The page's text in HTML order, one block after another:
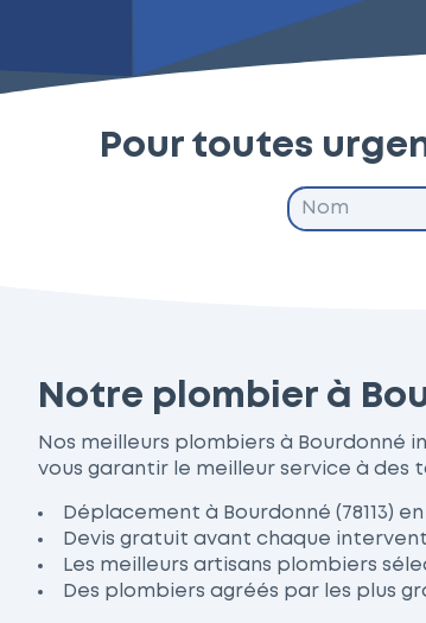
Pour toutes
Notre plombier à
Nos meilleurs plombiers à
vous garantir le meilleur service à des
Déplacement à Bourdonné (78113)
Devis gratuit avant chaque
Les meilleurs artisans plombiers
Des plombiers agréés par les plus